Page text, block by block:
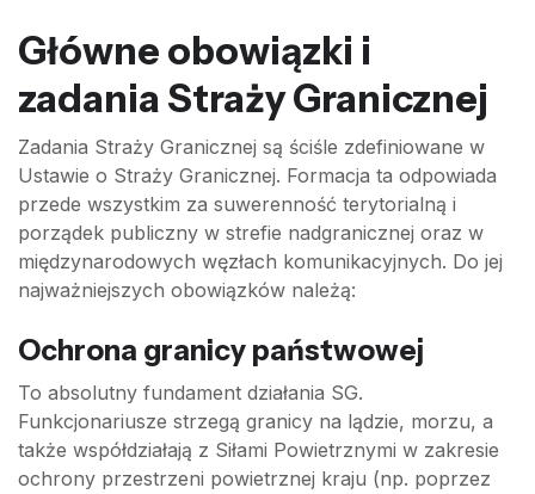
Główne obowiązki i
zadania Straży Granicznej
Zadania Straży Granicznej są ściśle zdefiniowane w
Ustawie o Straży Granicznej. Formacja ta odpowiada
przede wszystkim za suwerenność terytorialną i
porządek publiczny w strefie nadgranicznej oraz w
międzynarodowych węzłach komunikacyjnych. Do jej
najważniejszych obowiązków należą:
Ochrona granicy państwowej
To absolutny fundament działania SG.
Funkcjonariusze strzegą granicy na lądzie, morzu, a
także współdziałają z Siłami Powietrznymi w zakresie
ochrony przestrzeni powietrznej kraju (np. poprzez